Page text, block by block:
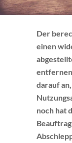
Der
einen
entfernen
darauf
noch hat